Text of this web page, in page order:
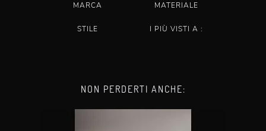
MARCA MATERIALE
STILE I PIÙ VISTI A :
NON PERDERTI ANCHE: